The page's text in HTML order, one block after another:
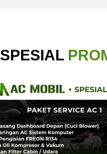
SPESIAL